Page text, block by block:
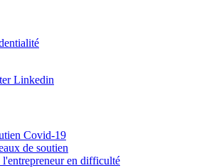
Linkedin
Covid-19
de soutien
en difficulté